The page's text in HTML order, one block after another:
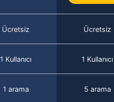
Ücretsiz Ücretsiz
1 Kullanıcı 1 Kullanıcı
1 arama 5 arama